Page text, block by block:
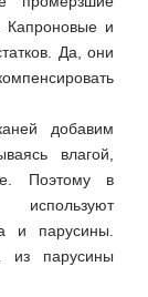
Капроновые и
Да, они
добавим
влагой,
Поэтому в
и парусины.
из парусины